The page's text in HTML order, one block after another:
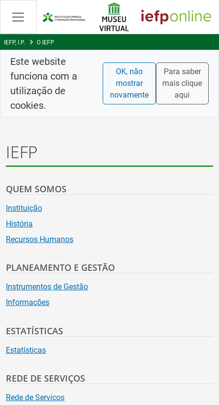
Saltar
para
conteúdo
principal
IEFP, I.P. O IEFP
Este website
funciona com a
utilização de
cookies.
OK, não
mostrar
novamente
Para saber
mais clique
aqui
IEFP
QUEM SOMOS
Instituição
História
Recursos Humanos
PLANEAMENTO E GESTÃO
Instrumentos de Gestão
Informações
ESTATÍSTICAS
Estatísticas
REDE DE SERVIÇOS
Rede de Serviços